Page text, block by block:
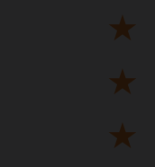
★
★
★